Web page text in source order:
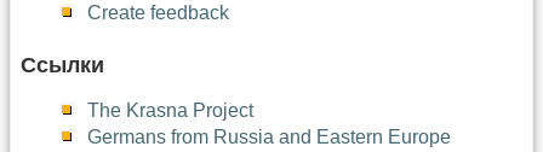
Create feedback
Ссылки
The Krasna Project
Germans from Russia and Eastern Europe